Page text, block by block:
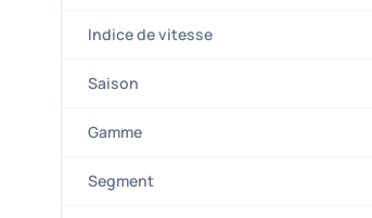
Indice de vitesse
Saison
Gamme
Segment